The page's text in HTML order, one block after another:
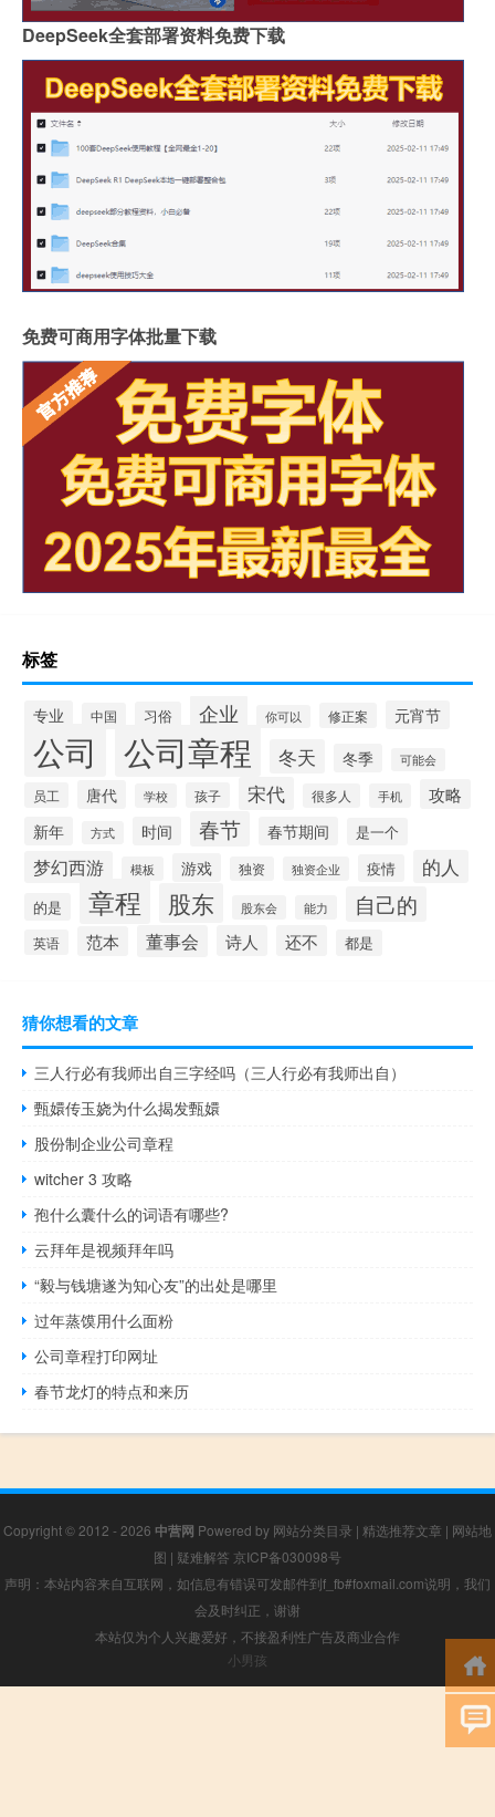
DeepSeek全套部署资料免费下载
免费可商用字体批量下载
标签
专业 中国 习俗 企业 你可以 修正案 元宵节
公司 公司章程 冬天 冬季 可能会
员工 唐代 学校 孩子 宋代 很多人 手机 攻略
新年 方式 时间 春节 春节期间 是一个
梦幻西游 模板 游戏 独资 独资企业 疫情 的人
的是 章程 股东 股东会 能力 自己的
英语 范本 董事会 诗人 还不 都是
猜你想看的文章
三人行必有我师出自三字经吗（三人行必有我师出自）
甄嬛传玉娆为什么揭发甄嬛
股份制企业公司章程
witcher 3 攻略
孢什么囊什么的词语有哪些?
云拜年是视频拜年吗
“毅与钱塘遂为知心友”的出处是哪里
过年蒸馍用什么面粉
公司章程打印网址
春节龙灯的特点和来历
Copyright © 2012 - 2026 中营网 Powered by 网站分类目录 | 精选推荐文章 | 网站地
图 | 疑难解答 京ICP备030098号
声明：本站内容来自互联网，如信息有错误可发邮件到f_fb#foxmail.com说明，我们
会及时纠正，谢谢
本站仅为个人兴趣爱好，不接盈利性广告及商业合作
小男孩